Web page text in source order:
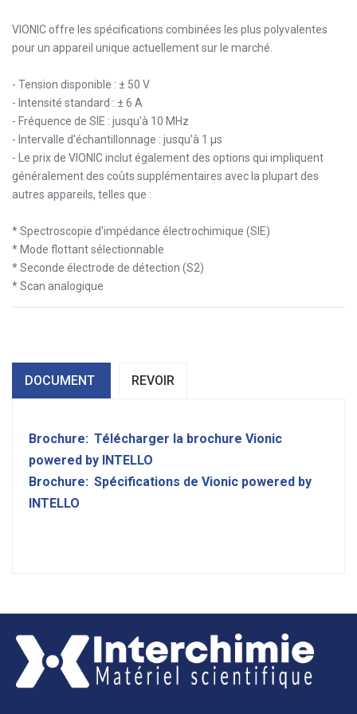
VIONIC offre les spécifications combinées les plus polyvalentes
pour un appareil unique actuellement sur le marché.
- Tension disponible : ± 50 V
- Intensité standard : ± 6 A
- Fréquence de SIE : jusqu'à 10 MHz
- Intervalle d'échantillonnage : jusqu'à 1 μs
- Le prix de VIONIC inclut également des options qui impliquent
généralement des coûts supplémentaires avec la plupart des
autres appareils, telles que :
* Spectroscopie d'impédance électrochimique (SIE)
* Mode flottant sélectionnable
* Seconde électrode de détection (S2)
* Scan analogique
DOCUMENT REVOIR
Brochure: Télécharger la brochure Vionic
powered by INTELLO
Brochure: Spécifications de Vionic powered by
INTELLO